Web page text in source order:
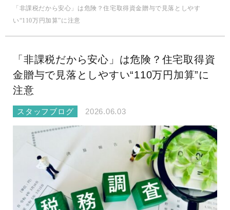
「非課税だから安心」は危険？住宅取得資金贈与で見落としやす
い“110万円加算”に注意
「非課税だから安心」は危険？住宅取得資
金贈与で見落としやすい“110万円加算”に
注意
スタッフブログ 2026.06.03